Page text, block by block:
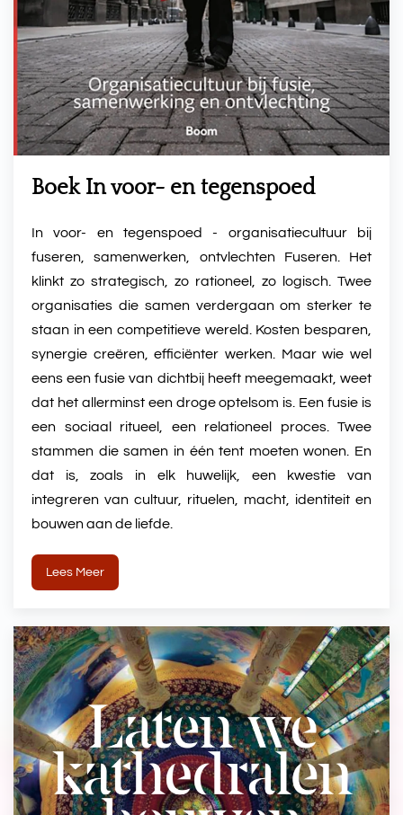
Boek In voor- en tegenspoed
In voor- en tegenspoed - organisatiecultuur bij
fuseren, samenwerken, ontvlechten Fuseren. Het
klinkt zo strategisch, zo rationeel, zo logisch. Twee
organisaties die samen verdergaan om sterker te
staan in een competitieve wereld. Kosten besparen,
synergie creëren, efficiënter werken. Maar wie wel
eens een fusie van dichtbij heeft meegemaakt, weet
dat het allerminst een droge optelsom is. Een fusie is
een sociaal ritueel, een relationeel proces. Twee
stammen die samen in één tent moeten wonen. En
dat is, zoals in elk huwelijk, een kwestie van
integreren van cultuur, rituelen, macht, identiteit en
bouwen aan de liefde.
Lees Meer